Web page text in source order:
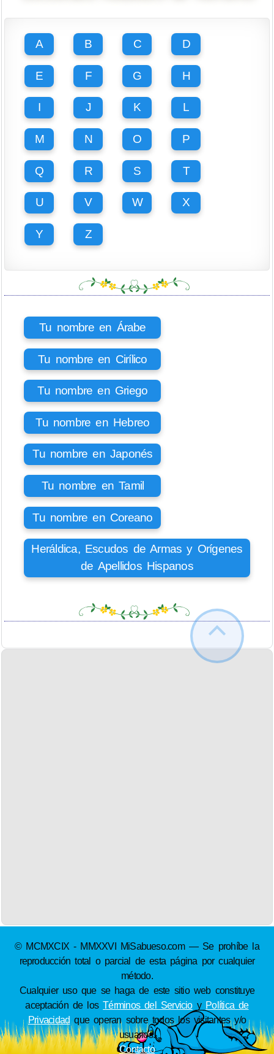
A B C D
E F G H
I J K L
M N O P
Q R S T
U V W X
Y Z
Tu nombre en Árabe
Tu nombre en Cirílico
Tu nombre en Griego
Tu nombre en Hebreo
Tu nombre en Japonés
Tu nombre en Tamil
Tu nombre en Coreano
Heráldica, Escudos de Armas y Orígenes
de Apellidos Hispanos
© MCMXCIX - MMXXVI MiSabueso.com — Se prohíbe la
reproducción total o parcial de esta página por cualquier
método.
Cualquier uso que se haga de este sitio web constituye
aceptación de losTérminos del Servicioy Política de
Privacidad que operan sobre todos los visitantes y/o
usuarios.
Contacto